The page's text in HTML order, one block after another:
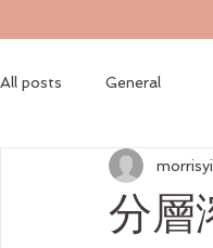
All posts General
分層